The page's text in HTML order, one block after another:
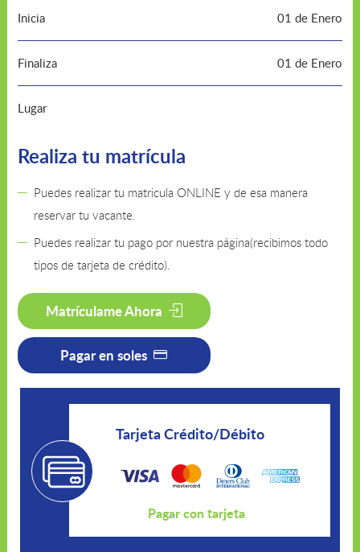
Inicia 01 de Enero
Finaliza 01 de Enero
Lugar
Realiza tu matrícula
Puedes realizar tu matricula ONLINE y de esa manera
reservar tu vacante.
Puedes realizar tu pago por nuestra página(recibimos todo
tipos de tarjeta de crédito).
Matrículame Ahora
Pagar en soles
Tarjeta Crédito/Débito
Pagar con tarjeta